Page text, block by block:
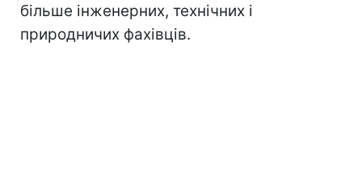
більше інженерних, технічних і
природничих фахівців.